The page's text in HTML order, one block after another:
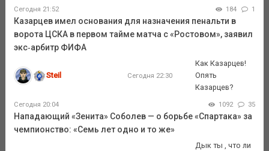
Сегодня 21:52 184 1
Казарцев имел основания для назначения пенальти в
ворота ЦСКА в первом тайме матча с «Ростовом», заявил
экс‑арбитр ФИФА
Steil Сегодня 22:30
Как Казарцев!
Опять
Казарцев?
Сегодня 20:04 1092 35
Нападающий «Зенита» Соболев — о борьбе «Спартака» за
чемпионство: «Семь лет одно и то же»
Дык ты , что ли